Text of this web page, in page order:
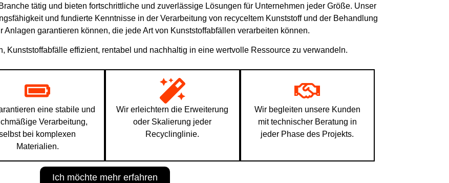
tätig und bieten fortschrittliche und zuverlässige Lösungen für Unternehmen jeder Größe. Unser
und fundierte Kenntnisse in der Verarbeitung von recyceltem Kunststoff und der Behandlung
Anlagen garantieren können, die jede Art von Kunststoffabfällen verarbeiten können.
Kunststoffabfälle effizient, rentabel und nachhaltig in eine wertvolle Ressource zu verwandeln.
eine stabile und
Verarbeitung,
bei komplexen
Materialien.
Wir erleichtern die Erweiterung
oder Skalierung jeder
Recyclinglinie.
Wir begleiten unsere Kunden
mit technischer Beratung in
jeder Phase des Projekts.
Ich möchte mehr erfahren